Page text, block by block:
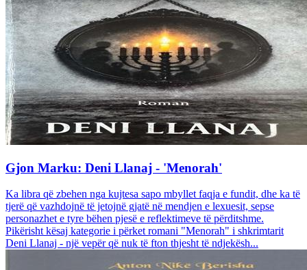
Gjon Marku: Deni Llanaj - 'Menorah'
Ka libra që zbehen nga kujtesa sapo mbyllet faqja e fundit, dhe ka të
tjerë që vazhdojnë të jetojnë gjatë në mendjen e lexuesit, sepse
personazhet e tyre bëhen pjesë e reflektimeve të përditshme.
Pikërisht kësaj kategorie i përket romani "Menorah" i shkrimtarit
Deni Llanaj - një vepër që nuk të fton thjesht të ndjekësh...